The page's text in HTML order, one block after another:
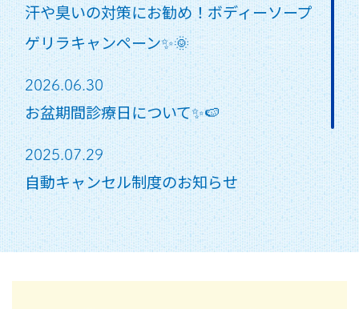
汗や臭いの対策にお勧め！ボディーソープ
ゲリラキャンペーン✨🌞
2026.06.30
お盆期間診療日について✨🍉
2025.07.29
自動キャンセル制度のお知らせ
2026.03.01
ロート製品一部値上げのお知らせ